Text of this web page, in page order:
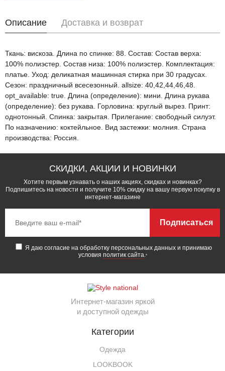
Описание Доставка и возврат
Ткань: вискоза. Длина по спинке: 88. Состав: Состав верха:
100% полиэстер. Состав низа: 100% полиэстер. Комплектация:
платье. Уход: деликатная машинная стирка при 30 градусах.
Сезон: праздничный всесезонный. allsize: 40,42,44,46,48.
opt_available: true. Длина (определение): мини. Длина рукава
(определение): без рукава. Горловина: круглый вырез. Принт:
однотонный. Спинка: закрытая. Прилегание: свободный силуэт.
По назначению: коктейльное. Вид застежки: молния. Страна
производства: Россия.
СКИДКИ, АКЦИИ И НОВИНКИ
Хотите первым узнавать о наших акциях, скидках и новинках?
Подпишитесь на новости и получите 10% скидку на вашу первую покупку в
интернет-магазине
Я даю согласие на обработку персональных данных и принимаю
условия политик сайта.*
Подписаться
Интернет-магазин яркой
и доступной одежды
Категории
Одежда
LOOKBOOK